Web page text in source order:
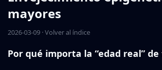
mayores
2026-03-09·Volver al índice
Por qué importa la “edad real”